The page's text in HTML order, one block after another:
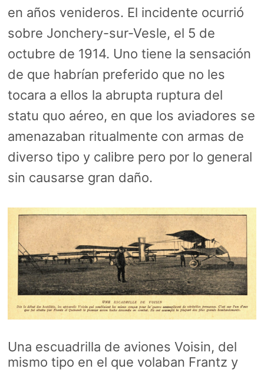
en años venideros. El incidente ocurrió
sobre Jonchery-sur-Vesle, el 5 de
octubre de 1914. Uno tiene la sensación
de que habrían preferido que no les
tocara a ellos la abrupta ruptura del
statu quo aéreo, en que los aviadores se
amenazaban ritualmente con armas de
diverso tipo y calibre pero por lo general
sin causarse gran daño.
Una escuadrilla de aviones Voisin, del
mismo tipo en el que volaban Frantz y